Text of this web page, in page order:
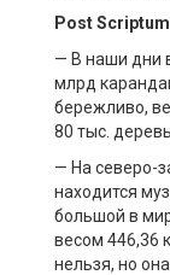
Post Scriptum
— В наши дни
млрд
бережливо,
80 тыс.
— На северо-
находится
большой в
весом 446,36
нельзя, но